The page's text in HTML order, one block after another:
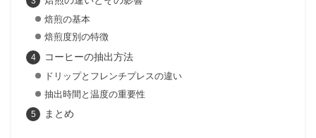
焙煎の基本
焙煎度別の特徴
コーヒーの抽出方法
ドリップとフレンチプレスの違い
抽出時間と温度の重要性
まとめ